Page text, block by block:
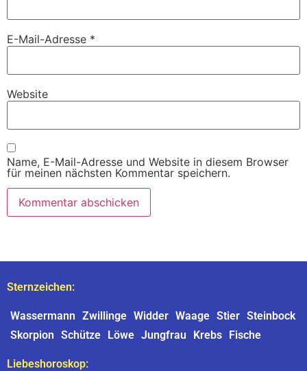
E-Mail-Adresse *
Website
Name, E-Mail-Adresse und Website in diesem Browser
für meinen nächsten Kommentar speichern.
Sternzeichen:
Wassermann Zwillinge Widder Waage Stier Steinbock
Skorpion Schütze Löwe Jungfrau Krebs Fische
Liebeshoroskop: